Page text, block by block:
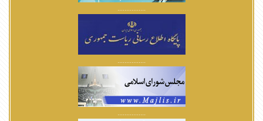
................
................
................